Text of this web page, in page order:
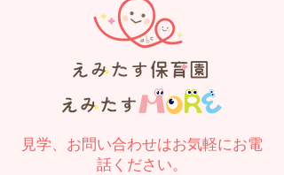
見学、お問い合わせはお気軽にお電
話ください。